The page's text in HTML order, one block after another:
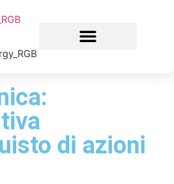
di azioni